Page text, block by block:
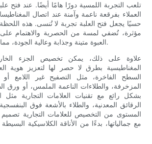
تلعب التجربة اللمسية دورًا هامًا أيضًا. عند فتح
العملاء بفرقعة ناعمة وآمنة عند اتصال
حسيًا يجعل فتح العلبة تجربة لا تُنسى. هذه
مؤثرة، تُضفي لمسة من الحصرية والاهتمام على
العبوة متينة وجذابة وعالية الجودة، مما يعزز قيمتها المُدركة.
علاوة على ذلك، يمكن تخصيص الجزء
المغناطيسية بطرق لا حصر لها لتعزيز هوية
السطح الفاخرة، مثل التصفيح غير اللامع أو
المزخرفة، والطلاءات الناعمة الملمس، أو ورق
بشكل رائع مع تقنيات العلامات التجارية مثل
الرقائق المعدنية، والطلاء بالأشعة فوق
المستوى من التخصيص للعلامات التجارية
مع جمالياتها، بدءًا من الأناقة الكلاسيكية